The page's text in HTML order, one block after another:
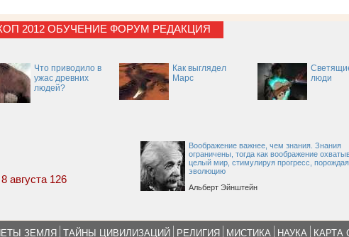
2012 ОБУЧЕНИЕ ФОРУМ РЕДАКЦИЯ
Что приводило в
ужас древних
людей?
Как выглядел
Марс
люди
8 августа 126
Воображение важнее, чем знания. Знания
ограничены, тогда как воображение
целый мир, стимулируя прогресс, порождая
эволюцию
Альберт Эйнштейн
ЗЕМЛЯ ТАЙНЫ ЦИВИЛИЗАЦИЙ РЕЛИГИЯ МИСТИКА НАУКА КАРТА